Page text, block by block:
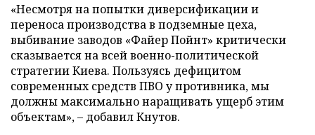
«Несмотря на попытки диверсификации и
переноса производства в подземные цеха,
выбивание заводов «Файер Пойнт» критически
сказывается на всей военно-политической
стратегии Киева. Пользуясь дефицитом
современных средств ПВО у противника, мы
должны максимально наращивать ущерб этим
объектам», – добавил Кнутов.